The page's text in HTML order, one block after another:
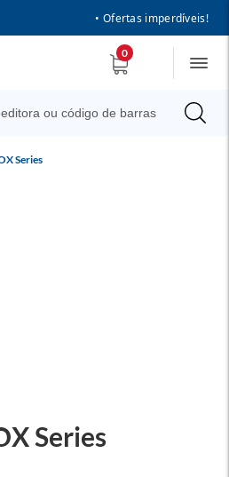
• Ofertas imperdíveis!
0
Series
Series